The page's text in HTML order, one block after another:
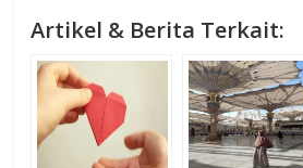
Artikel & Berita Terkait: